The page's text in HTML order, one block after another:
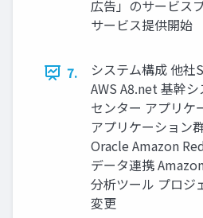
広告」のサービス
サービス提供開始
7.
システム構成 他社
AWS A8.net 基幹
センター アプリケ
アプリケーション
Oracle Amazon
データ連携
分析ツール プロジ
変更